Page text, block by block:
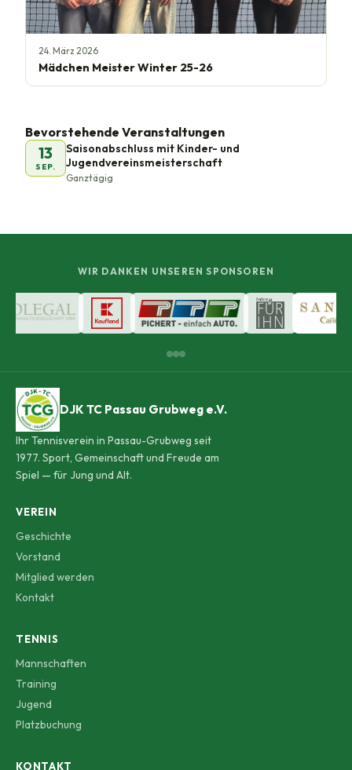
24. März 2026
Mädchen Meister Winter 25-26
Bevorstehende Veranstaltungen
13
SEP.
Saisonabschluss mit Kinder- und
Jugendvereinsmeisterschaft
Ganztägig
WIR DANKEN UNSEREN SPONSOREN
DJK TC Passau Grubweg e.V.
Ihr Tennisverein in Passau-Grubweg seit
1977. Sport, Gemeinschaft und Freude am
Spiel — für Jung und Alt.
VEREIN
Geschichte
Vorstand
Mitglied werden
Kontakt
TENNIS
Mannschaften
Training
Jugend
Platzbuchung
KONTAKT